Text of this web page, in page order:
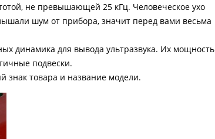
не превышающей 25 кГц. Человеческое ухо
шум от прибора, значит перед вами весьма
динамика для вывода ультразвука. Их мощность
подвески.
знак товара и название модели.